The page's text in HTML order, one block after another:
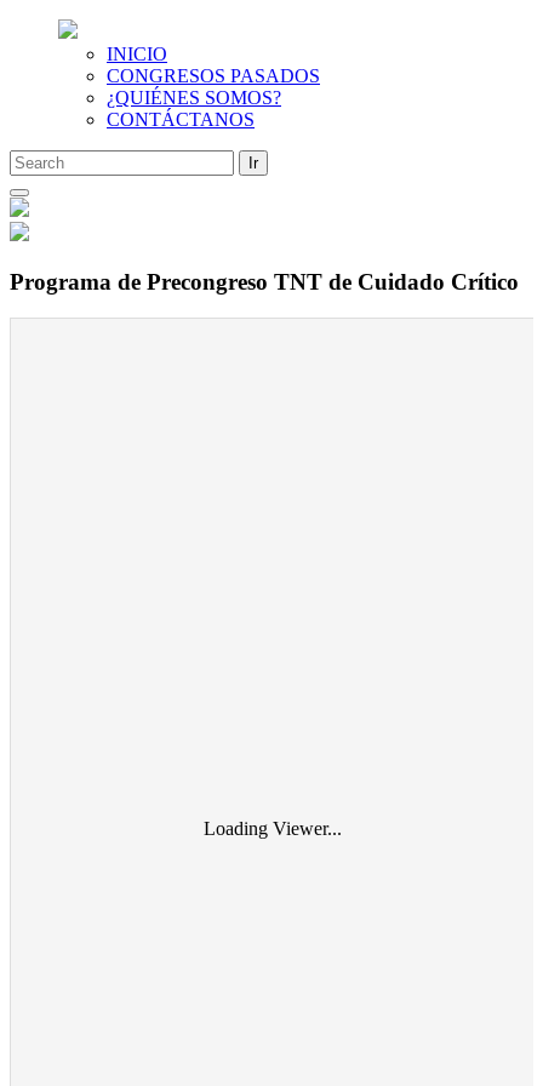
INICIO
CONGRESOS PASADOS
¿QUIÉNES SOMOS?
CONTÁCTANOS
Saltar
al
contenido
Programa de Precongreso TNT de Cuidado Crítico
Loading Viewer...